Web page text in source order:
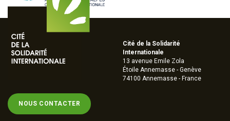
NOUS CONTACTER
Cité de la Solidarité
Internationale
13 avenue Emile Zola
Étoile Annemasse - Genève
74100 Annemasse - France